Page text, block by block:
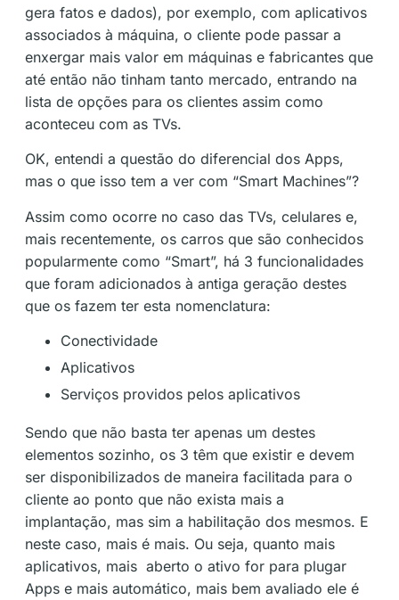
gera fatos e dados), por exemplo, com aplicativos
associados à máquina, o cliente pode passar a
enxergar mais valor em máquinas e fabricantes que
até então não tinham tanto mercado, entrando na
lista de opções para os clientes assim como
aconteceu com as TVs.
OK, entendi a questão do diferencial dos Apps,
mas o que isso tem a ver com “Smart Machines”?
Assim como ocorre no caso das TVs, celulares e,
mais recentemente, os carros que são conhecidos
popularmente como “Smart”, há 3 funcionalidades
que foram adicionados à antiga geração destes
que os fazem ter esta nomenclatura:
Conectividade
Aplicativos
Serviços providos pelos aplicativos
Sendo que não basta ter apenas um destes
elementos sozinho, os 3 têm que existir e devem
ser disponibilizados de maneira facilitada para o
cliente ao ponto que não exista mais a
implantação, mas sim a habilitação dos mesmos. E
neste caso, mais é mais. Ou seja, quanto mais
aplicativos, mais aberto o ativo for para plugar
Apps e mais automático, mais bem avaliado ele é